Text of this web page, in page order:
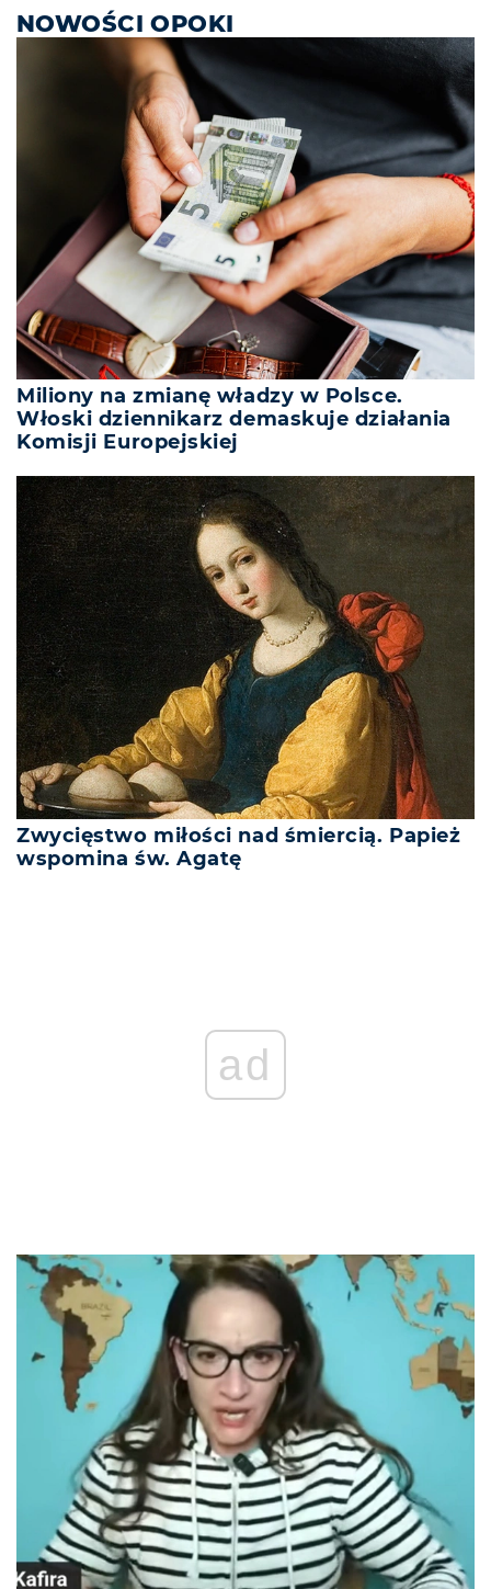
NOWOŚCI OPOKI
Miliony na zmianę władzy w Polsce.
Włoski dziennikarz demaskuje działania
Komisji Europejskiej
Zwycięstwo miłości nad śmiercią. Papież
wspomina św. Agatę
ad